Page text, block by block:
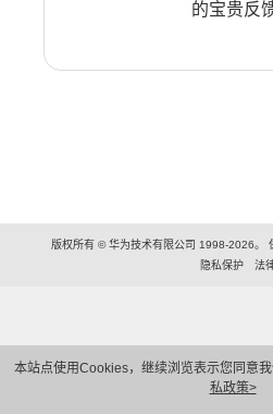
本站点使用Cookies，继续浏览表示您同意
私政策>
的宝贵反
版权所有 © 华为技术有限公司 1998-2026。
隐私保护
法